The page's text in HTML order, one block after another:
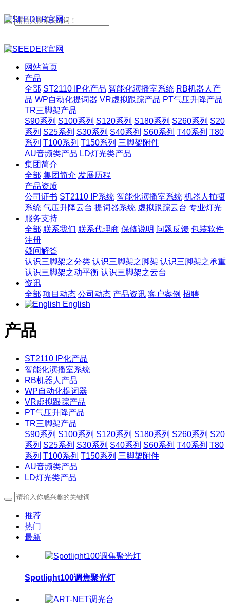
网站首页
产品
全部 ST2110 IP化产品 智能化演播室系统 RB机器人产
品 WP自动化提词器 VR虚拟跟踪产品 PT气压升降产品
TR三脚架产品
S90系列 S100系列 S120系列 S180系列 S260系列 S20
系列 S25系列 S30系列 S40系列 S60系列 T40系列 T80
系列 T100系列 T150系列 三脚架附件
AU音频类产品 LD灯光类产品
集团简介
全部 集团简介 发展历程
产品资质
公司证书 ST2110 IP系统 智能化演播室系统 机器人拍摄
系统 气压升降云台 提词器系统 虚拟跟踪云台 专业灯光
服务支持
全部 联系我们 联系代理商 保修说明 问题反馈 包装软件
注册
疑问解答
认识三脚架之分类 认识三脚架之脚架 认识三脚架之承重
认识三脚架之动平衡 认识三脚架之云台
资讯
全部 项目动态 公司动态 产品资讯 客户案例 招聘
English
产品
ST2110 IP化产品
智能化演播室系统
RB机器人产品
WP自动化提词器
VR虚拟跟踪产品
PT气压升降产品
TR三脚架产品
S90系列 S100系列 S120系列 S180系列 S260系列 S20
系列 S25系列 S30系列 S40系列 S60系列 T40系列 T80
系列 T100系列 T150系列 三脚架附件
AU音频类产品
LD灯光类产品
推荐
热门
最新
Spotlight100调焦聚光灯